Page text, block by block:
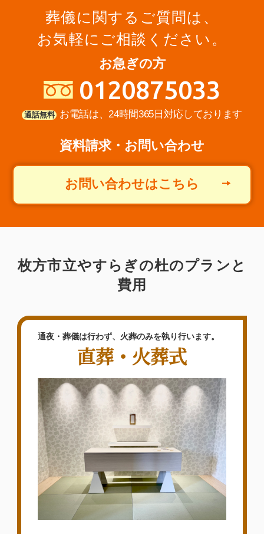
【お客様のご意見】以前利用したことがあ
るので今回もお願いしました。見積も丁寧
な説明でした。分かりやすかったです。お
花の飾りつけもすごくきれいでしたしお料
理もおいしかったです。返礼品の数も足り
なかった時もすぐに機転を利かして対応し
す。本当にお世話…
泉屋さんが一番安心できる電話
対応だったので、依頼しまし
た。
６丁目２−９）
【お客様のご意見】何件か葬儀社を探して
いる中で、泉屋さんが一番安心できる電話
対応だったので、依頼しました。お花もと
ても豪華で食事も美味しく頂きました。ス
タッフの皆様もとても親切で丁寧なご対応
をして頂きまして、本当に感謝しておりま
す。ただ気になったのが、最初にホールに
故人と一緒にお…
詳しく見る
葬儀に関するご質問は、
お気軽にご相談ください。
お急ぎの方
0120875033
通話無料 お電話は、24時間365日対応しております
資料請求・お問い合わせ
お問い合わせはこちら
枚方市立やすらぎの杜のプランと
費用
通夜・葬儀は行わず、火葬のみを執り行います。
直葬・火葬式